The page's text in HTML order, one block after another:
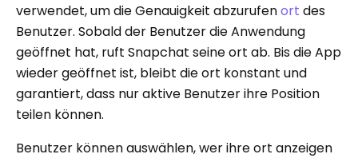
verwendet, um die Genauigkeit abzurufenort des
Benutzer. Sobald der Benutzer die Anwendung
geöffnet hat, ruft Snapchat seine ort ab. Bis die App
wieder geöffnet ist, bleibt die ort konstant und
garantiert, dass nur aktive Benutzer ihre Position
teilen können.
Benutzer können auswählen, wer ihre ort anzeigen